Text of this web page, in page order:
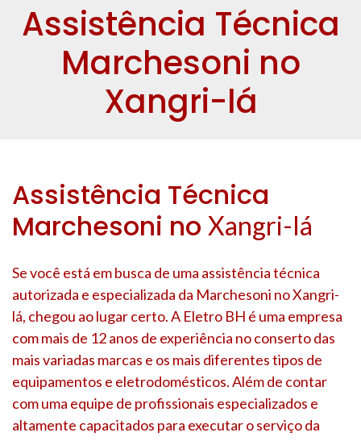
Assistência Técnica
Marchesoni no
Xangri-lá
Assistência Técnica
Marchesoni no Xangri-lá
Se você está em busca de uma assistência técnica
autorizada e especializada da Marchesoni noXangri-
lá, chegou ao lugar certo. A Eletro BH é uma empresa
com mais de 12 anos de experiência no conserto das
mais variadas marcas e os mais diferentes tipos de
equipamentos e eletrodomésticos. Além de contar
com uma equipe de profissionais especializados e
altamente capacitados para executar o serviço da